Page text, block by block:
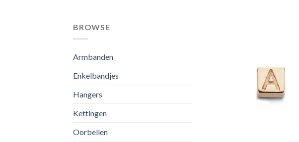
BROWSE
Armbanden
Enkelbandjes
Hangers
Kettingen
Oorbellen